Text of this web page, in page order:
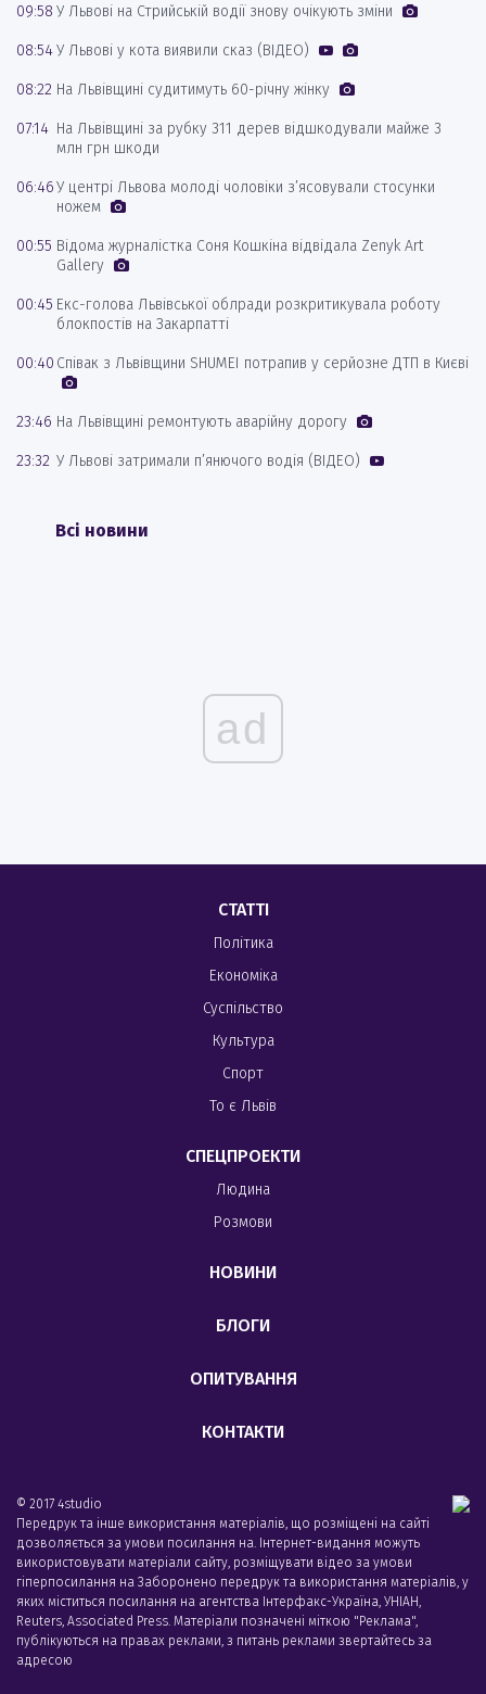
09:58 У Львові на Стрийській водії знову очікують зміни
08:54У Львові у кота виявили сказ (ВІДЕО)
08:22 На Львівщині судитимуть 60-річну жінку
07:14 На Львівщині за рубку 311 дерев відшкодували майже 3
млн грн шкоди
06:46У центрі Львова молоді чоловіки з’ясовували стосунки
ножем
00:55 Відома журналістка Соня Кошкіна відвідала Zenyk Art
Gallery
00:45 Екс-голова Львівської облради розкритикувала роботу
блокпостів на Закарпатті
00:40 Співак з Львівщини SHUMEI потрапив у серйозне ДТП в Києві
23:46 На Львівщині ремонтують аварійну дорогу
23:32 У Львові затримали п’янючого водія (ВІДЕО)
Всі новини
ad
СТАТТІ
Політика
Економіка
Суспільство
Культура
Спорт
То є Львів
СПЕЦПРОЕКТИ
Людина
Розмови
НОВИНИ
БЛОГИ
ОПИТУВАННЯ
КОНТАКТИ
© 2017 4studio
Передрук та інше використання матеріалів, що розміщені на сайті
дозволяється за умови посилання на. Інтернет-видання можуть
використовувати матеріали сайту, розміщувати відео за умови
гіперпосилання на Заборонено передрук та використання матеріалів, у
яких міститься посилання на агентства Iнтерфакс-Україна, УНIАН,
Reuters, Associated Press. Матеріали позначені міткою "Реклама",
публікуються на правах реклами, з питань реклами звертайтесь за
адресою